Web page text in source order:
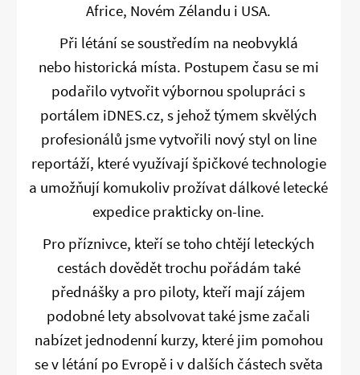
Africe, Novém Zélandu i USA.
Při létání se soustředím na neobvyklá
nebo historická místa. Postupem času se mi
podařilo vytvořit výbornou spolupráci s
portálem iDNES.cz, s jehož týmem skvělých
profesionálů jsme vytvořili nový styl on line
reportáží, které využívají špičkové technologie
a umožňují komukoliv prožívat dálkové letecké
expedice prakticky on-line.
Pro příznivce, kteří se toho chtějí leteckých
cestách dovědět trochu pořádám také
přednášky a pro piloty, kteří mají zájem
podobné lety absolvovat také jsme začali
nabízet jednodenní kurzy, které jim pomohou
se v létání po Evropě i v dalších částech světa